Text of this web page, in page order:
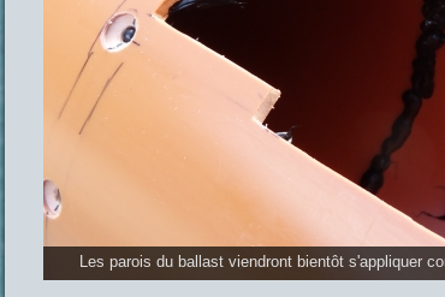
Les parois du ballast viendront bientôt s'appliquer